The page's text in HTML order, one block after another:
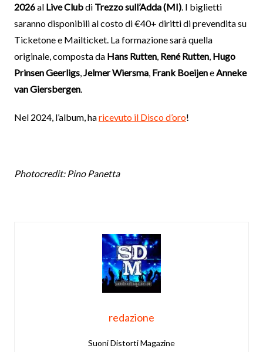
2026al Live Clubdi Trezzo sull’Adda (MI). I biglietti
saranno disponibili al costo di €40+ diritti di prevendita su
Ticketone e Mailticket. La formazione sarà quella
originale, composta da Hans Rutten, René Rutten, Hugo
Prinsen Geerligs, Jelmer Wiersma, Frank Boeijene Anneke
van Giersbergen.
Nel 2024, l’album, haricevuto il Disco d’oro!
Photocredit: Pino Panetta
redazione
Suoni Distorti Magazine